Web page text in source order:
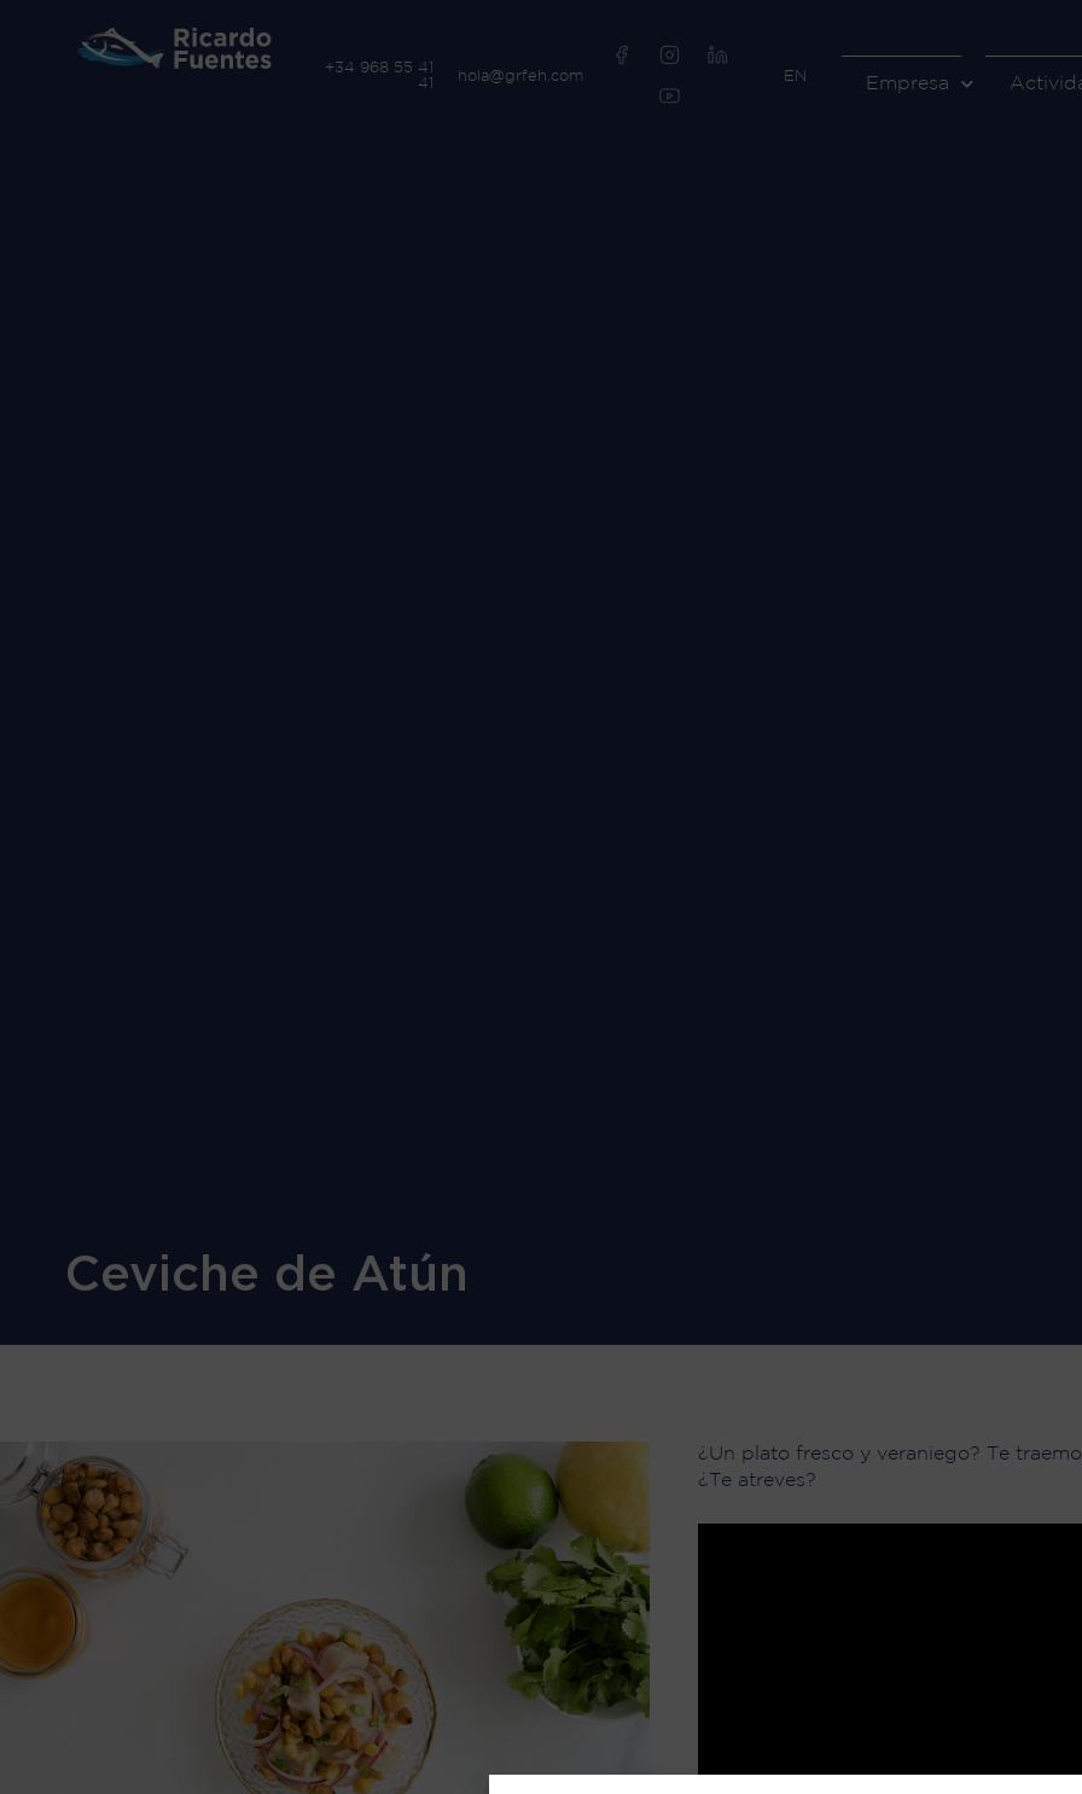
+34 968 55 41
41
hola@grfeh.com EN Empresa
Ceviche de Atún
¿Un plato fresco y veraniego? Te
¿Te atreves?